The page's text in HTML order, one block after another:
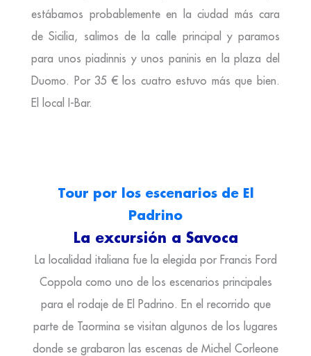
estábamos probablemente en la ciudad más cara
de Sicilia, salimos de la calle principal y paramos
para unos piadinnis y unos paninis en la plaza del
Duomo. Por 35 € los cuatro estuvo más que bien.
El local I-Bar.
Tour por los escenarios de El
Padrino
La excursión a Savoca
La localidad italiana fue la elegida por Francis Ford
Coppola como uno de los escenarios principales
para el rodaje de El Padrino. En el recorrido que
parte de Taormina se visitan algunos de los lugares
donde se grabaron las escenas de Michel Corleone